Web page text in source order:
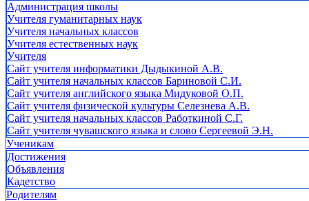
Администрация школы
Учителя гуманитарных наук
Учителя начальных классов
Учителя естественных наук
Учителя
Cайт учителя информатики Дыдыкиной А.В.
Сайт учителя начальных классов Бариновой С.И.
Сайт учителя английского языка Мидуковой О.П.
Сайт учителя физической культуры Селезнева А.В.
Сайт учителя начальных классов Работкиной С.Г.
Сайт учителя чувашского языка и слово Сергеевой Э.Н.
Ученикам
Достижения
Объявления
Кадетство
Родителям